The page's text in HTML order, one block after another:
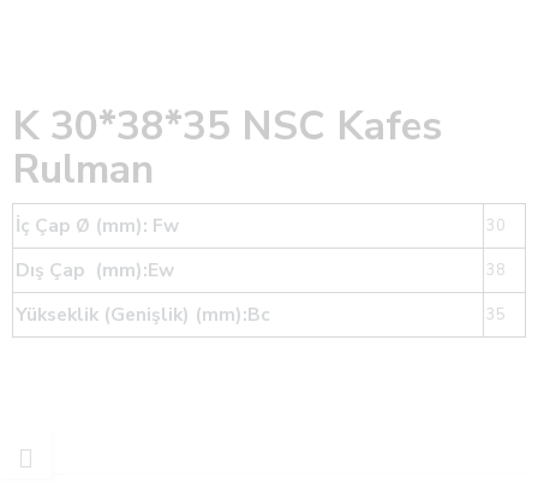
K 30*38*35 NSC Kafes
Rulman
İç Çap Ø (mm): Fw 30
Dış Çap (mm):Ew 38
Yükseklik (Genişlik) (mm):Bc 35